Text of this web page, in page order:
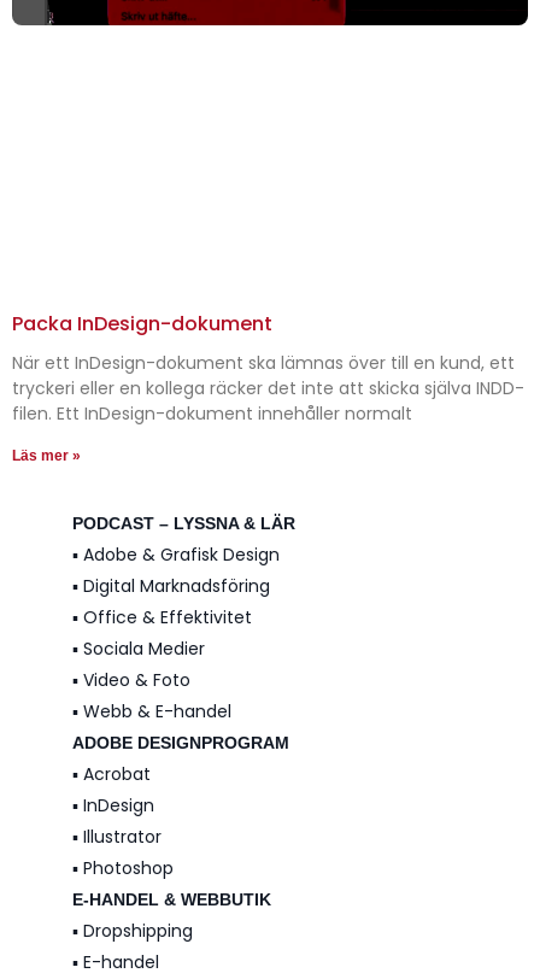
PODCAST – LYSSNA & LÄR
▪️ Adobe & Grafisk Design
▪️ Digital Marknadsföring
▪️ Office & Effektivitet
▪️ Sociala Medier
▪️ Video & Foto
▪️ Webb & E-handel
ADOBE DESIGNPROGRAM
▪️ Acrobat
▪️ InDesign
▪️ Illustrator
▪️ Photoshop
E-HANDEL & WEBBUTIK
▪️ Dropshipping
▪️ E-handel
Packa InDesign-dokument
När ett InDesign-dokument ska lämnas över till en kund, ett
tryckeri eller en kollega räcker det inte att skicka själva INDD-
filen. Ett InDesign-dokument innehåller normalt
Läs mer »